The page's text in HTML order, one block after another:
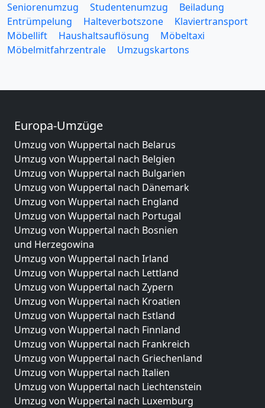
Seniorenumzug
Studentenumzug
Beiladung
Entrümpelung
Halteverbotszone
Klaviertransport
Möbellift
Haushaltsauflösung
Möbeltaxi
Möbelmitfahrzentrale
Umzugskartons
Europa-Umzüge
Umzug von Wuppertal nach Belarus
Umzug von Wuppertal nach Belgien
Umzug von Wuppertal nach Bulgarien
Umzug von Wuppertal nach Dänemark
Umzug von Wuppertal nach England
Umzug von Wuppertal nach Portugal
Umzug von Wuppertal nach Bosnien
und Herzegowina
Umzug von Wuppertal nach Irland
Umzug von Wuppertal nach Lettland
Umzug von Wuppertal nach Zypern
Umzug von Wuppertal nach Kroatien
Umzug von Wuppertal nach Estland
Umzug von Wuppertal nach Finnland
Umzug von Wuppertal nach Frankreich
Umzug von Wuppertal nach Griechenland
Umzug von Wuppertal nach Italien
Umzug von Wuppertal nach Liechtenstein
Umzug von Wuppertal nach Luxemburg